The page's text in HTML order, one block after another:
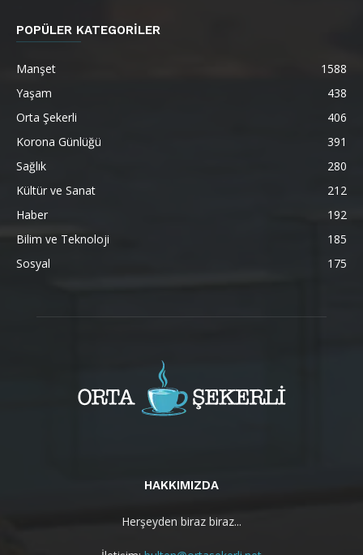
POPÜLER KATEGORİLER
Manşet
1588
Yaşam
438
Orta Şekerli
406
Korona Günlüğü
391
Sağlık
280
Kültür ve Sanat
212
Haber
192
Bilim ve Teknoloji
185
Sosyal
175
HAKKIMIZDA
Herşeyden biraz biraz...